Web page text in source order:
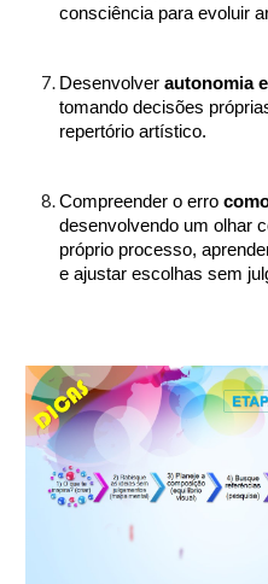
consciência para evoluir
Desenvolverautonomia
tomando decisões
repertório artístico.
Compreender o erro
desenvolvendo um olhar
próprio processo,
e ajustar escolhas sem